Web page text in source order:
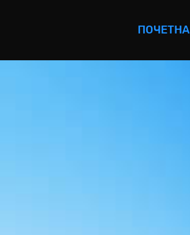
ПОЧЕТНА